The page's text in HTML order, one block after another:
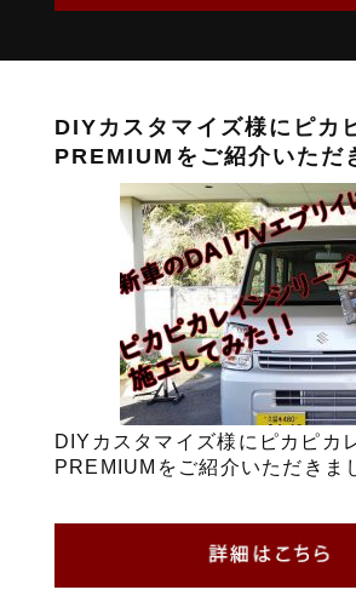
DIYカスタマイズ様にピカ
PREMIUMをご紹介いただ
DIYカスタマイズ様にピカピカ
PREMIUMをご紹介いただきま